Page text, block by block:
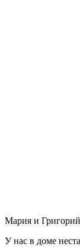
Мария и
У нас в доме